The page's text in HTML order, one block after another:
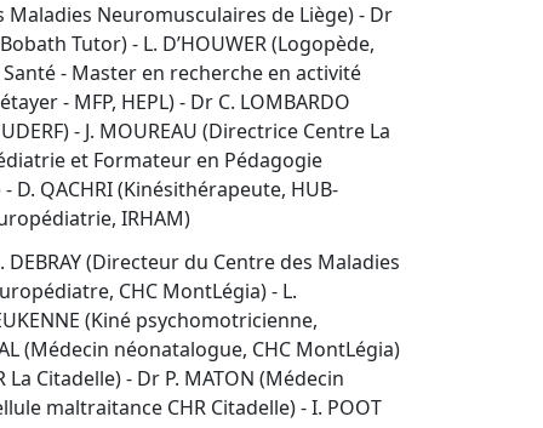
Maladies Neuromusculaires de Liège) - Dr
Tutor) - L. D’HOUWER (Logopède,
Santé - Master en recherche en activité
- MFP, HEPL) - Dr C. LOMBARDO
- J. MOUREAU (Directrice Centre La
et Formateur en Pédagogie
D. QACHRI (Kinésithérapeute, HUB-
IRHAM)
DEBRAY (Directeur du Centre des Maladies
CHC MontLégia) - L.
(Kiné psychomotricienne,
(Médecin néonatalogue, CHC MontLégia)
La Citadelle) - Dr P. MATON (Médecin
maltraitance CHR Citadelle) - I. POOT